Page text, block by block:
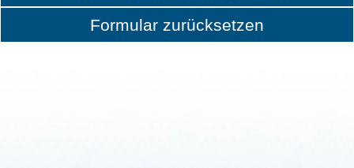
Formular zurücksetzen